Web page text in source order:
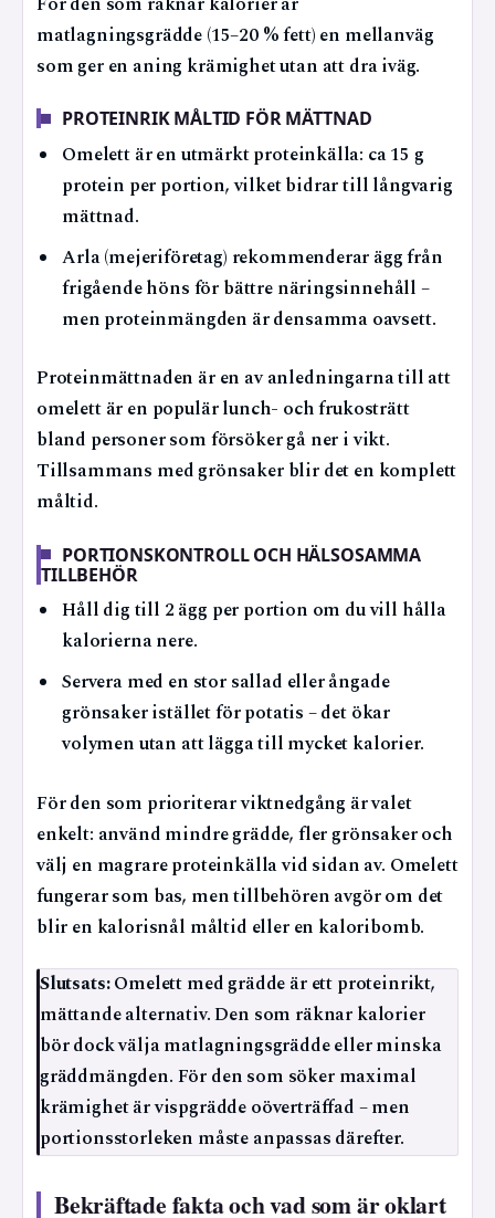
matlagningsgrädde (15–20 % fett) en mellanväg
som ger en aning krämighet utan att dra iväg.
PROTEINRIK MÅLTID FÖR MÄTTNAD
Omelett är en utmärkt proteinkälla: ca 15 g
protein per portion, vilket bidrar till långvarig
mättnad.
Arla (mejeriföretag) rekommenderar ägg från
frigående höns för bättre näringsinnehåll –
men proteinmängden är densamma oavsett.
Proteinmättnaden är en av anledningarna till att
omelett är en populär lunch- och frukosträtt
bland personer som försöker gå ner i vikt.
Tillsammans med grönsaker blir det en komplett
måltid.
PORTIONSKONTROLL OCH HÄLSOSAMMA
TILLBEHÖR
Håll dig till 2 ägg per portion om du vill hålla
kalorierna nere.
Servera med en stor sallad eller ångade
grönsaker istället för potatis – det ökar
volymen utan att lägga till mycket kalorier.
För den som prioriterar viktnedgång är valet
enkelt: använd mindre grädde, fler grönsaker och
välj en magrare proteinkälla vid sidan av. Omelett
fungerar som bas, men tillbehören avgör om det
blir en kalorisnål måltid eller en kaloribomb.
Slutsats:Omelett med grädde är ett proteinrikt,
mättande alternativ. Den som räknar kalorier
bör dock välja matlagningsgrädde eller minska
gräddmängden. För den som söker maximal
krämighet är vispgrädde oöverträffad – men
portionsstorleken måste anpassas därefter.
Bekräftade fakta och vad som är oklart